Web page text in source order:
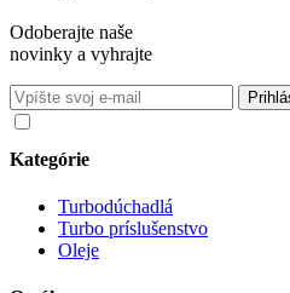
Odoberajte naše
novinky a vyhrajte
Kategórie
Turbodúchadlá
Turbo príslušenstvo
Oleje